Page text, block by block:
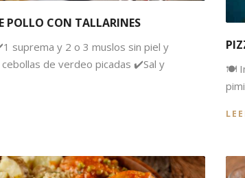
POLLO CON TALLARINES
suprema y 2 o 3 muslos sin piel y
de verdeo picadas ✔️Sal y
🍽